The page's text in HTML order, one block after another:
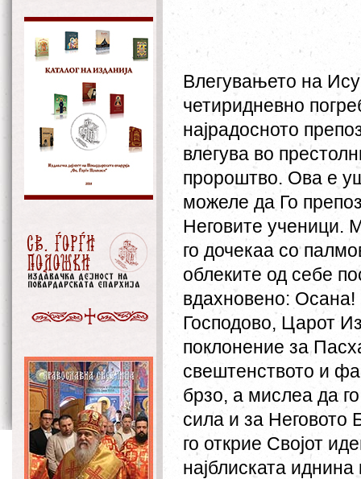
Влегувањето на
четиридневно
најрадосното
влегува во
пророштво. Ова е
можеле да Го
Неговите ученици.
го дочекаа со
облеките од себе
вдахновено: Осана!
Господово, Царот
поклонение за
свештенството и
брзо, а мислеа да
сила и за Неговото
го открие Својот
најблиската